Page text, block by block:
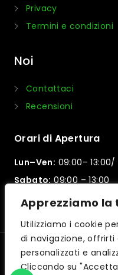
Apprezziamo la
Utilizziamo i cookie
di navigazione,
personalizzati e
Cliccando su
Privacy
Termini e condizioni
Noi
Contattaci
Recensioni
Orari di Apertura
Lun–Ven: 09:00– 13:00/
Sabato:09:00 – 13:00
Domenica:Chiuso
© 2026